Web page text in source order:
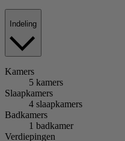
Indeling
Kamers
5 kamers
Slaapkamers
4 slaapkamers
Badkamers
1 badkamer
Verdiepingen